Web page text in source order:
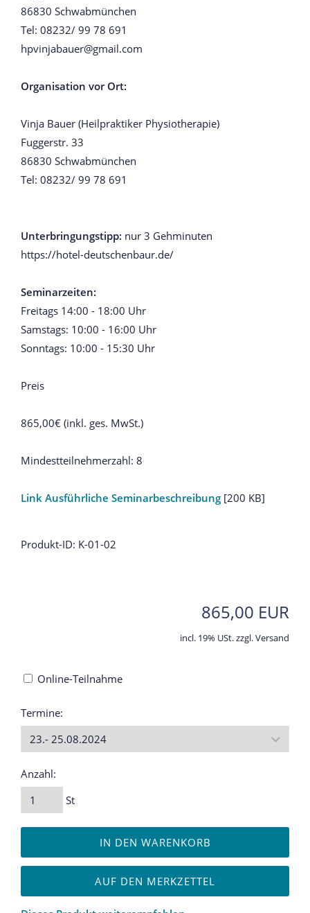
86830 Schwabmünchen
Tel: 08232/ 99 78 691
hpvinjabauer@gmail.com
Organisation vor Ort:
Vinja Bauer (Heilpraktiker Physiotherapie)
Fuggerstr. 33
86830 Schwabmünchen
Tel: 08232/ 99 78 691
Unterbringungstipp: nur 3 Gehminuten
https://hotel-deutschenbaur.de/
Seminarzeiten:
Freitags 14:00 - 18:00 Uhr
Samstags: 10:00 - 16:00 Uhr
Sonntags: 10:00 - 15:30 Uhr
Preis
865,00€ (inkl. ges. MwSt.)
Mindestteilnehmerzahl: 8
Link Ausführliche Seminarbeschreibung [200 KB]
Produkt-ID: K-01-02
865,00 EUR
incl. 19% USt. zzgl. Versand
Online-Teilnahme
Termine:
Anzahl:
St
IN DEN WARENKORB
AUF DEN MERKZETTEL